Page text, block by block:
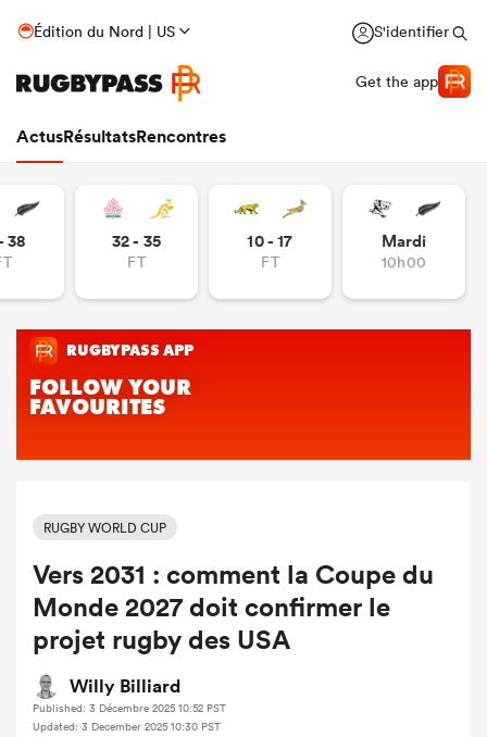
Édition du Nord | US S'identifier
Get the app
ActusRésultatsRencontres
38 32 - 35
FT
10 - 17
FT
Mardi
10h00
RUGBY WORLD CUP
Vers 2031 : comment la Coupe du
Monde 2027 doit confirmer le
projet rugby des USA
Willy Billiard
Published: 3 Décembre 2025 10:52 PST
Updated: 3 December 2025 10:30 PST